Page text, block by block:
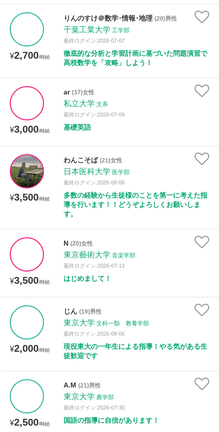
¥2,700/時給
りんのすけ＠数学･情報･地理 (20)男性
千葉工業大学 工学部
最終ログイン:2026-07-07
徹底的な分析と学習計画に基づいた問題演習で
高校数学を「攻略」しよう！
¥3,000/時給
ar (37)女性
私立大学 文系
最終ログイン:2026-07-09
基礎英語
¥3,500/時給
わんこそば (21)女性
日本医科大学 医学部
最終ログイン:2026-08-06
多数の経験から生徒様のことを第一に考えた指
導を行います！！どうぞよろしくお願いしま
す。
¥3,500/時給
N (20)女性
東京藝術大学 音楽学部
最終ログイン:2026-07-13
はじめまして！
¥2,000/時給
じん (19)男性
東京大学 文科一類 教養学部
最終ログイン:2026-08-06
現役東大の一年生による指導！やる気がある生
徒歓迎です
¥2,500/時給
A.M (21)男性
東京大学 農学部
最終ログイン:2026-07-30
国語の指導に自信があります！